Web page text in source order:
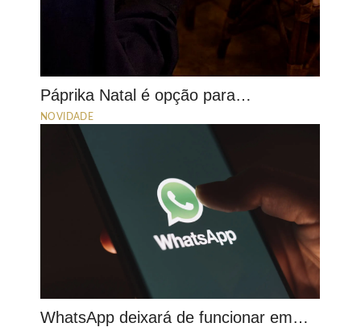
Páprika Natal é opção para…
NOVIDADE
WhatsApp deixará de funcionar em…